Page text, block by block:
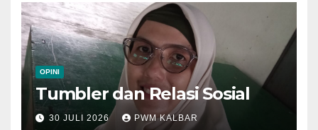
OPINI
Tumbler dan Relasi Sosial
30 JULI 2026 PWM KALBAR